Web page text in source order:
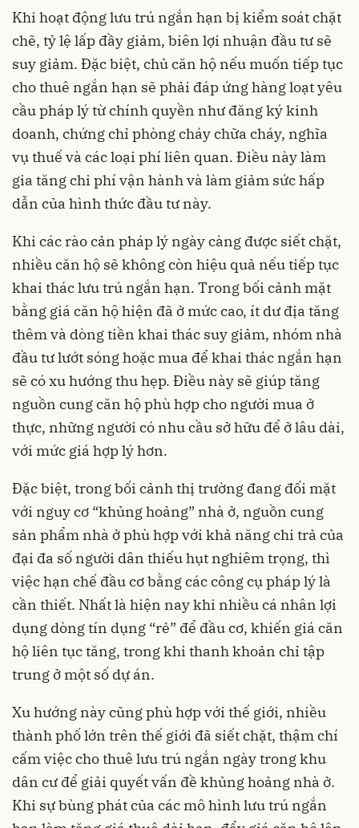
Khi hoạt động lưu trú ngắn hạn bị kiểm soát chặt
chẽ, tỷ lệ lấp đầy giảm, biên lợi nhuận đầu tư sẽ
suy giảm. Đặc biệt, chủ căn hộ nếu muốn tiếp tục
cho thuê ngắn hạn sẽ phải đáp ứng hàng loạt yêu
cầu pháp lý từ chính quyền như đăng ký kinh
doanh, chứng chỉ phòng cháy chữa cháy, nghĩa
vụ thuế và các loại phí liên quan. Điều này làm
gia tăng chi phí vận hành và làm giảm sức hấp
dẫn của hình thức đầu tư này.
Khi các rào cản pháp lý ngày càng được siết chặt,
nhiều căn hộ sẽ không còn hiệu quả nếu tiếp tục
khai thác lưu trú ngắn hạn. Trong bối cảnh mặt
bằng giá căn hộ hiện đã ở mức cao, ít dư địa tăng
thêm và dòng tiền khai thác suy giảm, nhóm nhà
đầu tư lướt sóng hoặc mua để khai thác ngắn hạn
sẽ có xu hướng thu hẹp. Điều này sẽ giúp tăng
nguồn cung căn hộ phù hợp cho người mua ở
thực, những người có nhu cầu sở hữu để ở lâu dài,
với mức giá hợp lý hơn.
Đặc biệt, trong bối cảnh thị trường đang đối mặt
với nguy cơ “khủng hoảng” nhà ở, nguồn cung
sản phẩm nhà ở phù hợp với khả năng chi trả của
đại đa số người dân thiếu hụt nghiêm trọng, thì
việc hạn chế đầu cơ bằng các công cụ pháp lý là
cần thiết. Nhất là hiện nay khi nhiều cá nhân lợi
dụng dòng tín dụng “rẻ” để đầu cơ, khiến giá căn
hộ liên tục tăng, trong khi thanh khoản chỉ tập
trung ở một số dự án.
Xu hướng này cũng phù hợp với thế giới, nhiều
thành phố lớn trên thế giới đã siết chặt, thậm chí
cấm việc cho thuê lưu trú ngắn ngày trong khu
dân cư để giải quyết vấn đề khủng hoảng nhà ở.
Khi sự bùng phát của các mô hình lưu trú ngắn